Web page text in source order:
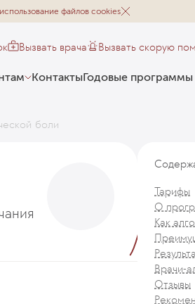
файлов cookies
Вызвать врача Вызвать скорую
КонтактыГодовые программы
боли
Тарифы
О
Как
Врачи-
Отзывы